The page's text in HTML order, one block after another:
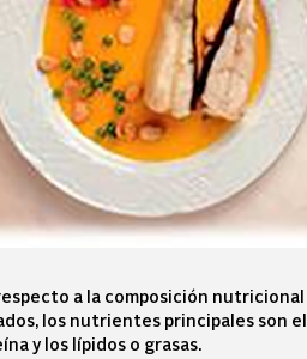
a la composición
los nutrientes principales son
y los lípidos o grasas.